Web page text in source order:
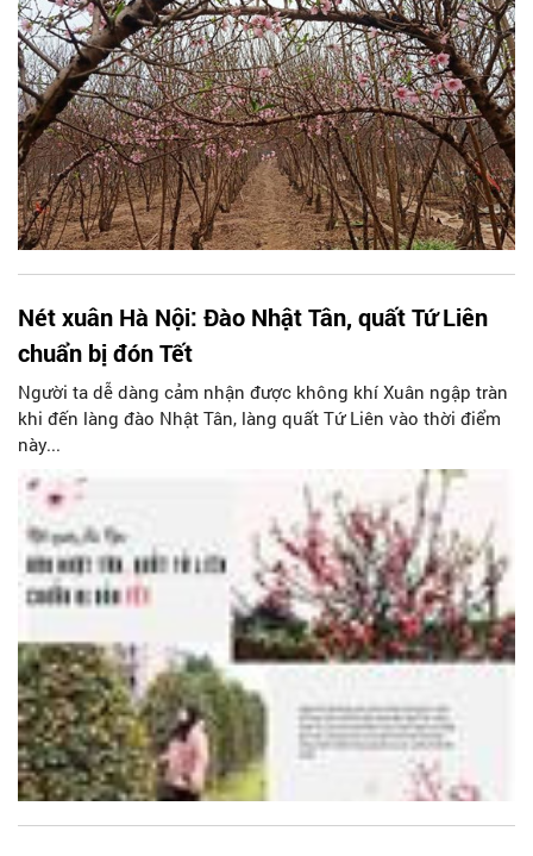
Nét xuân Hà Nội: Đào Nhật Tân, quất Tứ Liên
chuẩn bị đón Tết
Người ta dễ dàng cảm nhận được không khí Xuân ngập tràn
khi đến làng đào Nhật Tân, làng quất Tứ Liên vào thời điểm
này...